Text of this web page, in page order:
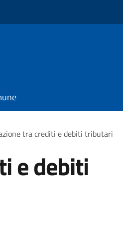
tra crediti e debiti tributari
e debiti